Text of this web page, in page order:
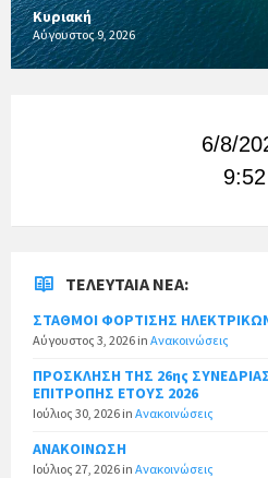
Κυριακή
Αύγουστος 9, 2026
6/8/
9:52
ΤΕΛΕΥΤΑΊΑ ΝΈΑ:
ΣΤΑΘΜΟΙ ΦΟΡΤΙΣΗΣ
Αύγουστος 3, 2026 in Ανακοινώσεις
ΠΡΟΣΚΛΗΣΗ ΤΗΣ 26ης
ΕΠΙΤΡΟΠΗΣ ΕΤΟΥΣ 2026
Ιούλιος 30, 2026 in Ανακοινώσεις
ΑΝΑΚΟΙΝΩΣΗ
Ιούλιος 27, 2026 in Ανακοινώσεις